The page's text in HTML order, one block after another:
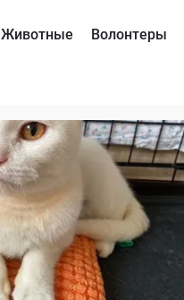
Животные Волонтеры